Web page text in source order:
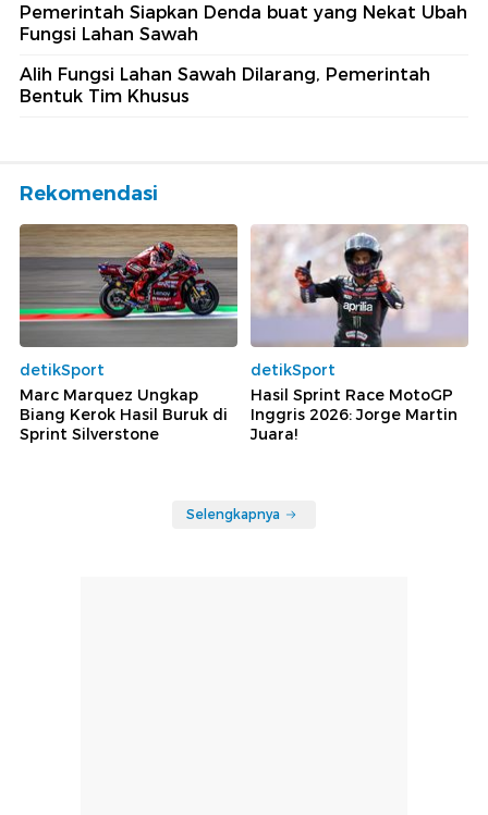
Pemerintah Siapkan Denda buat yang Nekat Ubah
Fungsi Lahan Sawah
Alih Fungsi Lahan Sawah Dilarang, Pemerintah
Bentuk Tim Khusus
Rekomendasi
detikSport
Marc Marquez Ungkap
Biang Kerok Hasil Buruk di
Sprint Silverstone
detikSport
Hasil Sprint Race MotoGP
Inggris 2026: Jorge Martin
Juara!
Selengkapnya